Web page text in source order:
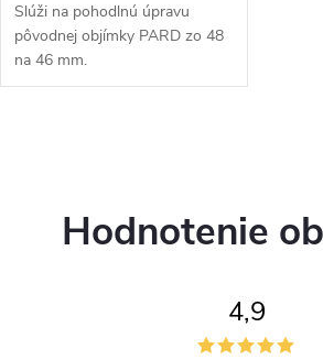
Slúži na pohodlnú úpravu
pôvodnej objímky PARD zo 48
na 46 mm.
Hodnotenie
4,9